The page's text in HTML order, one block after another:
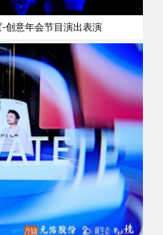
创意年会节目演出表演